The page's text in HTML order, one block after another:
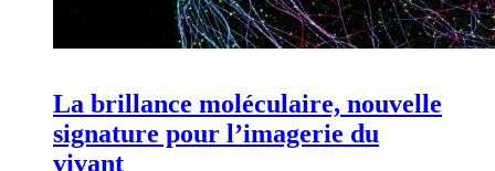
La brillance moléculaire, nouvelle
signature pour l’imagerie du
vivant